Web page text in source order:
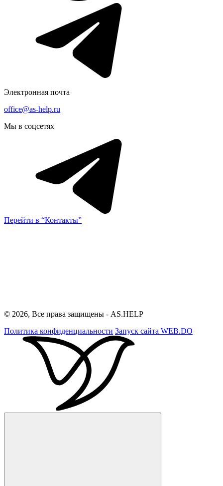
Электронная почта
office@as-help.ru
Мы в соцсетях
Перейти в “Контакты”
© 2026, Все права защищены - AS.HELP
Политика конфиденциальности Запуск сайта WEB.DO